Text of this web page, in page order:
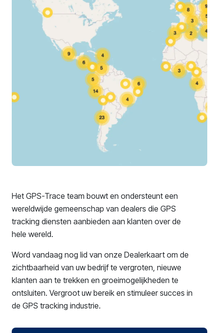
Het GPS-Trace team bouwt en ondersteunt een
wereldwijde gemeenschap van dealers die GPS
tracking diensten aanbieden aan klanten over de
hele wereld.
Word vandaag nog lid van onze Dealerkaart om de
zichtbaarheid van uw bedrijf te vergroten, nieuwe
klanten aan te trekken en groeimogelijkheden te
ontsluiten. Vergroot uw bereik en stimuleer succes in
de GPS tracking industrie.